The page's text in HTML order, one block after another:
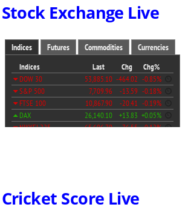
Stock Exchange Live
Cricket Score Live